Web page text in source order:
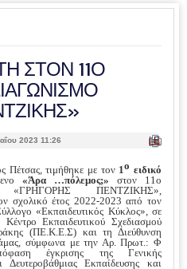
ΣΤΟΝ 11Ο
| Ε
ύπ
ωσ
η |
2023 11:26
Πέτσας, τιμήθηκε με τον 1ο ειδικό
«Άρα …πόλεμος;» στον 11ο
«ΓΡΗΓΟΡΗΣ ΠΕΝΤΖΙΚΗΣ»,
σχολικό έτος 2022-2023 από τον
«Εκπαιδευτικός Κύκλος», σε
Εκπαιδευτικού Σχεδιασμού
(ΠΕ.Κ.Ε.Σ) και τη Διεύθυνση
σύμφωνα με την Αρ. Πρωτ.: Φ
έγκρισης της Γενικής
Εκπαίδευσης και